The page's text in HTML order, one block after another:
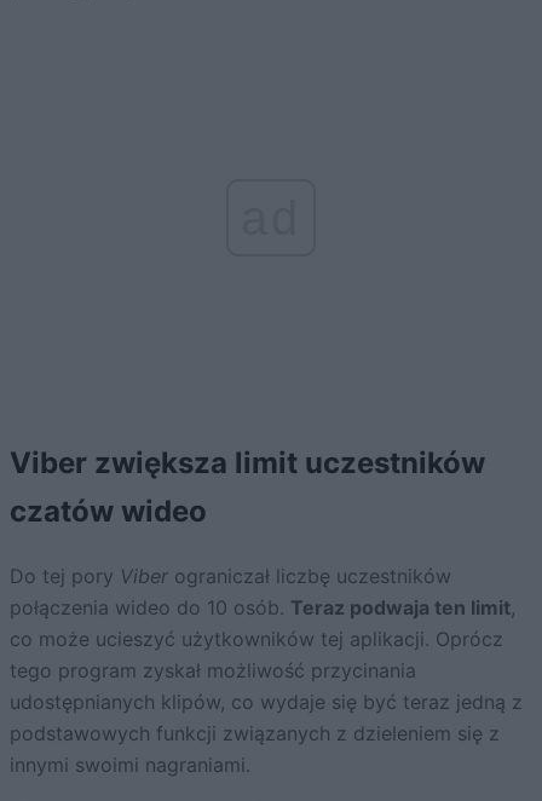
Viber zwiększa limit uczestników
czatów wideo
Do tej pory Viber ograniczał liczbę uczestników
połączenia wideo do 10 osób. Teraz podwaja ten limit,
co może ucieszyć użytkowników tej aplikacji. Oprócz
tego program zyskał możliwość przycinania
udostępnianych klipów, co wydaje się być teraz jedną z
podstawowych funkcji związanych z dzieleniem się z
innymi swoimi nagraniami.